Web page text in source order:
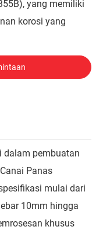
yang memiliki
korosi yang
dalam pembuatan
Panas
mulai dari
10mm hingga
khusus